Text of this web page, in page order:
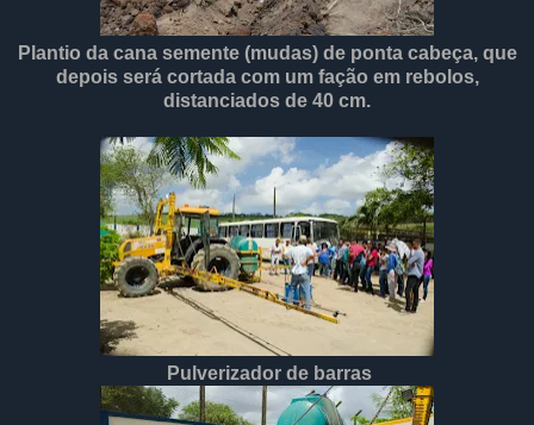
Plantio da cana semente (mudas) de ponta cabeça, que
depois será cortada com um fação em rebolos,
distanciados de 40 cm.
Pulverizador de barras